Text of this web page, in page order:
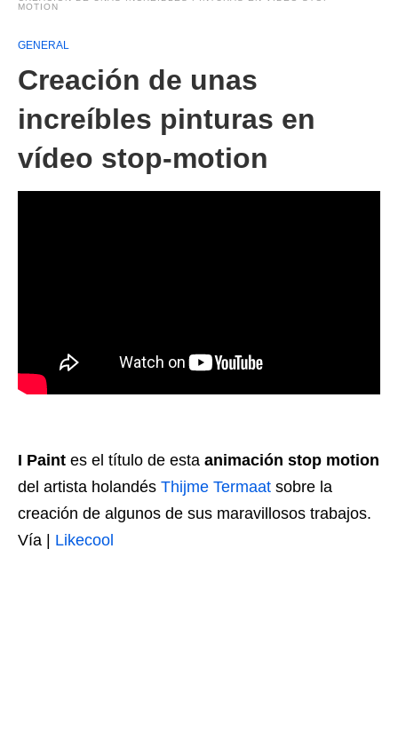
MOTION
GENERAL
Creación de unas
increíbles pinturas en
vídeo stop-motion
I Paint es el título de esta animación stop motion
del artista holandés Thijme Termaat sobre la
creación de algunos de sus maravillosos trabajos.
Vía | Likecool